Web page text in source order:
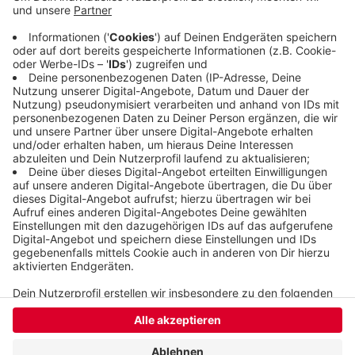
weiß die Polizei noch nicht. Im Bereich zwischen
Kohlfürth und Gräfrath standen circa 6.000
Quadratmeter Wald in Flammen. Die Ermittlungen
laufen noch.
Veröffentlicht:Montag, 24.06.2019 16:06
Anzeige
Anzeige